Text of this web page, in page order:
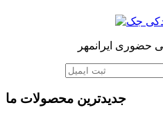
حضوری ایرانمهر
جدیدترین محصولات ما